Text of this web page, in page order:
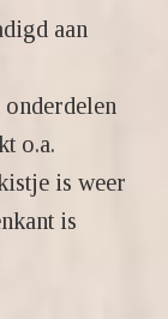
aan
o.a.
is weer
is